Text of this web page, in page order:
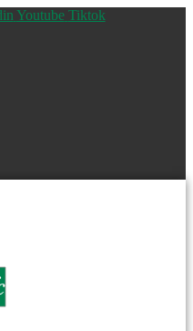
Youtube Tiktok